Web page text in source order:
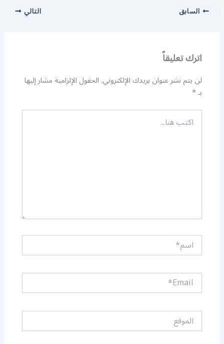
السابق التالي
اترك تعليقاً
لن يتم نشر عنوان بريدك الإلكتروني.الحقول الإلزامية مشار إليها
بـ*
اكتب
هنا...
اسم*
Email*
الموقع